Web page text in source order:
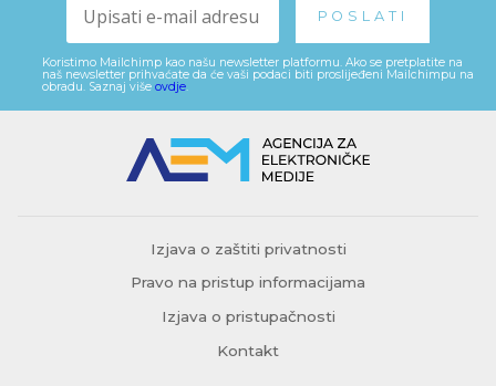
Koristimo Mailchimp kao našu newsletter platformu. Ako se pretplatite na
naš newsletter prihvaćate da će vaši podaci biti proslijeđeni Mailchimpu na
obradu. Saznaj više ovdje.
Izjava o zaštiti privatnosti
Pravo na pristup informacijama
Izjava o pristupačnosti
Kontakt